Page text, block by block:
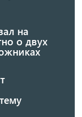
на
о двух